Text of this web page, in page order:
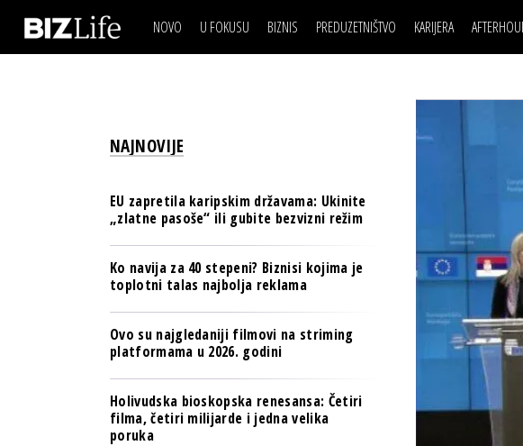
NOVO U FOKUSU BIZNIS
BANKE
OSIGURANJE
TECH I AI
BIZNIS & SPORT
PULS REGIONA
NOVO NA RAFU
PREDUZETNIŠTVO KARIJERA
MOJ UGAO
USAVRŠAVANJE
AUTO
STIL
IZJAVA DANABIZNIS SCENA
BREND I KOMUNIKACIJE
OSIGURANJE
TECH I AI
PULS REGIONA
POSAO
MOJ UGAO
FILM
AUTO
NAJNOVIJE
EU zapretila karipskim državama: Ukinite
„zlatne pasoše“ ili gubite bezvizni režim
Ko navija za 40 stepeni? Biznisi kojima je
toplotni talas najbolja reklama
Ovo su najgledaniji filmovi na striming
platformama u 2026. godini
Holivudska bioskopska renesansa: Četiri
filma, četiri milijarde i jedna velika
poruka